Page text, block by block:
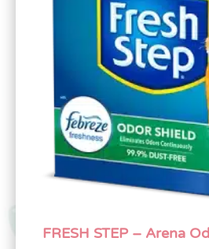
FRESH STEP – Arena